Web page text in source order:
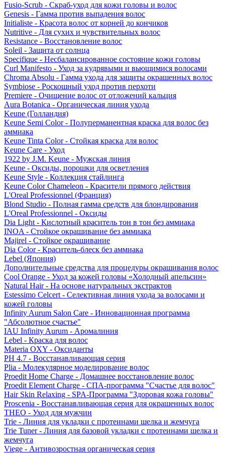
Fusio-Scrub - Скраб-уход для кожи головы и волос
Genesis - Гамма против выпадения волос
Initialiste - Красота волос от корней до кончиков
Nutritive - Для сухих и чувствительных волос
Resistance - Восстановление волос
Soleil - Защита от солнца
Specifique - Несбалансированное состояние кожи головы
Curl Manifesto - Уход за кудрявыми и вьющимися волосами
Chroma Absolu - Гамма ухода для защиты окрашенных волос
Symbiose - Роскошный уход против перхоти
Premiere - Очищение волос от отложений кальция
Aura Botanica - Органическая линия ухода
Keune (Голландия)
Keune Semi Color - Полуперманентная краска для волос без
аммиака
Keune Tinta Color - Стойкая краска для волос
Keune Care - Уход
1922 by J.M. Keune - Мужская линия
Keune - Оксиды, порошки для осветления
Keune Style - Коллекция стайлинга
Keune Color Chameleon - Красители прямого действия
L'Oreal Professionnel (Франция)
Blond Studio - Полная гамма средств для блондирования
L'Oreal Professionnel - Оксиды
Dia Light - Кислотный краситель тон в тон без аммиака
INOA - Стойкое окрашивание без аммиака
Majirel - Стойкое окрашивание
Dia Color - Краситель-блеск без аммиака
Lebel (Япония)
Дополнительные средства для процедуры окрашивания волос
Cool Orange - Уход за кожей головы «Холодный апельсин»
Natural Hair - На основе натуральных экстрактов
Estessimo Celcert - Селективная линия ухода за волосами и
кожей головы
Infinity Aurum Salon Care - Инновационная программа
"Абсолютное счастье"
IAU Infinity Aurum - Аромалиния
Lebel - Краска для волос
Materia OXY - Оксиданты
PH 4.7 - Восстанавливающая серия
Plia - Молекулярное моделирование волос
Proedit Home Charge - Домашнее восстановление волос
Proedit Element Charge - СПА-программа "Счастье для волос"
Hair Skin Relaxing - SPA-Программа "Здоровая кожа головы"
Proscenia - Восстанавливающая серия для окрашенных волос
THEO - Уход для мужчин
Trie - Линия для укладки с протеинами шелка и жемчуга
Trie Tuner - Линия для базовой укладки с протеинами шелка и
жемчуга
Viege - Антивозростная органическая серия